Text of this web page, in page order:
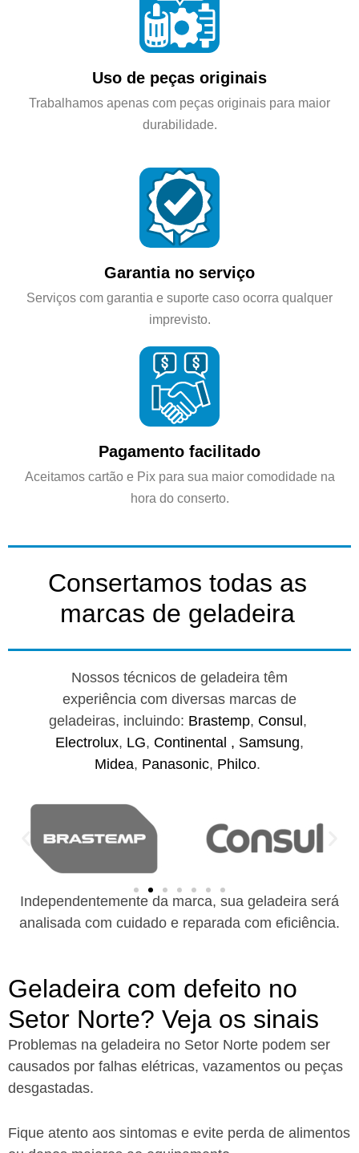
Uso de peças originais
Trabalhamos apenas com peças originais para maior
durabilidade.
Garantia no serviço
Serviços com garantia e suporte caso ocorra qualquer
imprevisto.
Pagamento facilitado
Aceitamos cartão e Pix para sua maior comodidade na
hora do conserto.
Consertamos todas as
marcas de geladeira
Nossos técnicos de geladeira têm
experiência com diversas marcas de
geladeiras, incluindo: Brastemp, Consul ,
Electrolux, LG, Continental , Samsung,
Midea, Panasonic, Philco.
Independentemente da marca, sua geladeira será
analisada com cuidado e reparada com eficiência.
Geladeira com defeito no
Setor Norte? Veja os sinais
Problemas na geladeira no Setor Norte podem ser
causados por falhas elétricas, vazamentos ou peças
desgastadas.
Fique atento aos sintomas e evite perda de alimentos